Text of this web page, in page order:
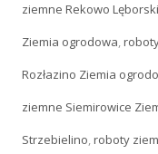
ziemne Rekowo
Ziemia ogrodowa,
Rozłazino Ziemia
ziemne Siemirowice
Strzebielino,roboty